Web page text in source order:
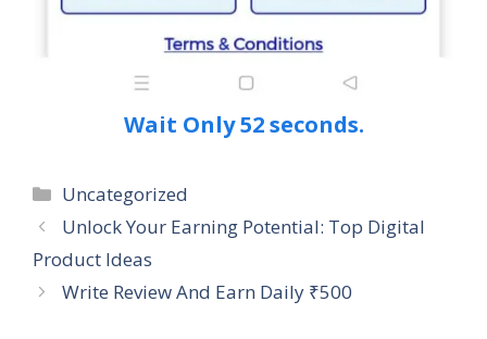
Wait Only 51 seconds.
Categories
Uncategorized
Unlock Your Earning Potential: Top Digital
Product Ideas
Write Review And Earn Daily ₹500